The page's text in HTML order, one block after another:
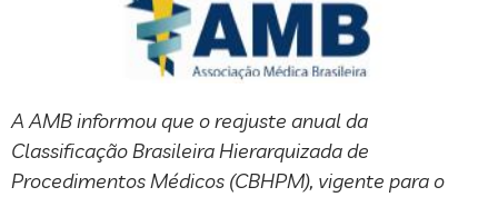
A AMB informou que o reajuste anual da
Classificação Brasileira Hierarquizada de
Procedimentos Médicos (CBHPM), vigente para o